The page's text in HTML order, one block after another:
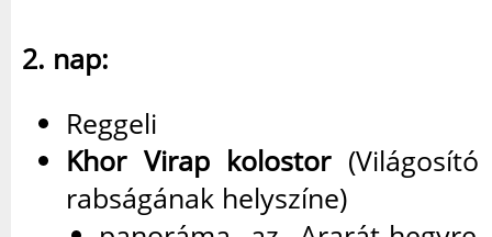
2. nap:
Reggeli
Khor Virap kolostor(Világosító
rabságának helyszíne)